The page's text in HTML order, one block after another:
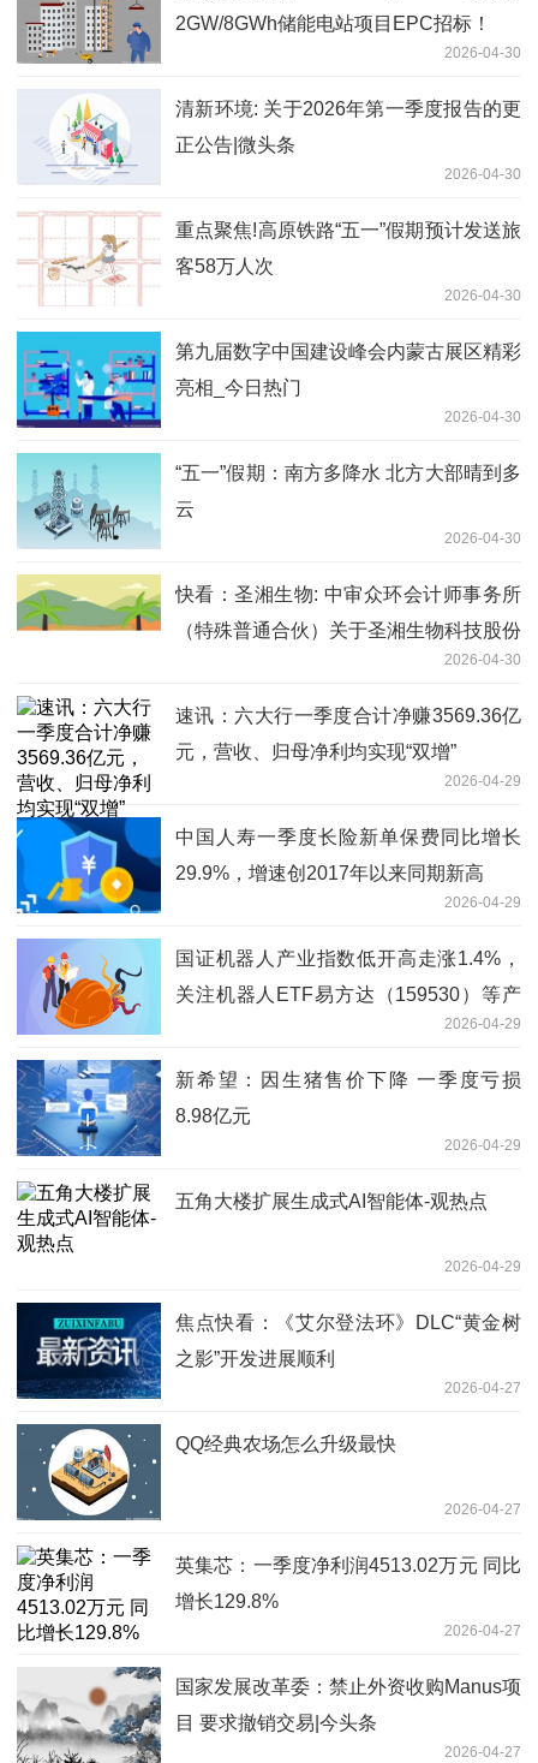
2GW/8GWh储能电站项目EPC招标！
2026-04-30
清新环境: 关于2026年第一季度报告的更
正公告|微头条
2026-04-30
重点聚焦!高原铁路“五一”假期预计发送旅
客58万人次
2026-04-30
第九届数字中国建设峰会内蒙古展区精彩
亮相_今日热门
2026-04-30
“五一”假期：南方多降水 北方大部晴到多
云
2026-04-30
快看：圣湘生物: 中审众环会计师事务所
（特殊普通合伙）关于圣湘生物科技股份
有限公司2025年度内部控制审计报告
2026-04-30
速讯：六大行一季度合计净赚3569.36亿
元，营收、归母净利均实现“双增”
2026-04-29
中国人寿一季度长险新单保费同比增长
29.9%，增速创2017年以来同期新高
2026-04-29
国证机器人产业指数低开高走涨1.4%，
关注机器人ETF易方达（159530）等产
2026-04-29
新希望：因生猪售价下降 一季度亏损
8.98亿元
2026-04-29
五角大楼扩展生成式AI智能体-观热点
2026-04-29
焦点快看：《艾尔登法环》DLC“黄金树
之影”开发进展顺利
2026-04-27
QQ经典农场怎么升级最快
2026-04-27
英集芯：一季度净利润4513.02万元 同比
增长129.8%
2026-04-27
国家发展改革委：禁止外资收购Manus项
目 要求撤销交易|今头条
2026-04-27